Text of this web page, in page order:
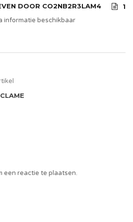
DOOR CO2NB2R3LAM4
1
informatie beschikbaar
een reactie te plaatsen.